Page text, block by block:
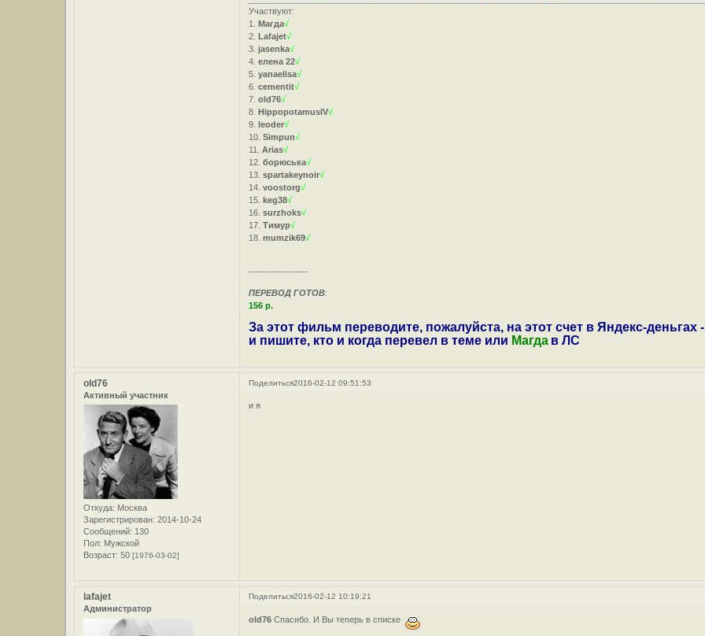
Участвуют:
1.Магда√
2.Lafajet√
3.jasenka√
4.елена 22√
5.yanaelisa√
6.cementit√
7.old76√
8.HippopotamusIV√
9.leoder√
10.Simpun√
11.Arias√
12.борюська√
13.spartakeynoir√
14.voostorg√
15.keg38√
16.surzhoks√
17.Тимур√
18.mumzik69√
-------------------
ПЕРЕВОД ГОТОВ:
156 р.
За этот фильм переводите, пожалуйста, на этот счет в Яндекс-деньгах -
и пишите, кто и когда перевел в теме или Магда в ЛС
Поделиться2016-02-12 09:51:53
old76
Активный участник
Откуда: Москва
Зарегистрирован: 2014-10-24
Сообщений: 130
Пол: Мужской
Возраст: 50[1976-03-02]
и я
Поделиться2016-02-12 10:19:21
lafajet
Администратор
old76 Спасибо. И Вы теперь в списке